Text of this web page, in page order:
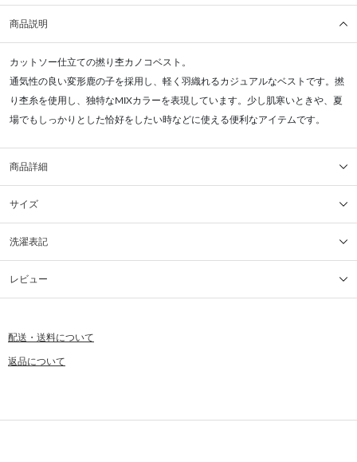
商品説明
カットソー仕立ての撚り杢カノコベスト。
通気性の良い変形鹿の子を採用し、軽く羽織れるカジュアルなベストです。撚
り杢糸を使用し、独特なMIXカラーを表現しています。少し肌寒いときや、夏
場でもしっかりとした恰好をしたい時などに使える便利なアイテムです。
商品詳細
サイズ
洗濯表記
レビュー
配送・送料について
返品について